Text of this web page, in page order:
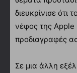
διευκρίνισε ότι
νέφος της Apple
προδιαγραφές
Σε μια άλλη